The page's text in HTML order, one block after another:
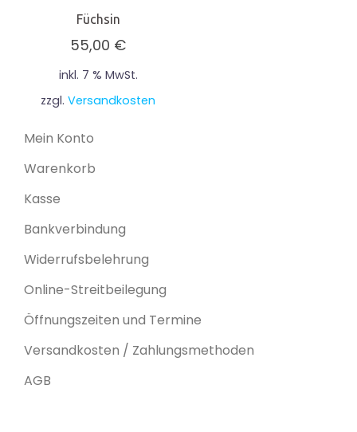
Füchsin
55,00 €
inkl. 7 % MwSt.
zzgl.Versandkosten
Mein Konto
Warenkorb
Kasse
Bankverbindung
Widerrufsbelehrung
Online-Streitbeilegung
Öffnungszeiten und Termine
Versandkosten / Zahlungsmethoden
AGB